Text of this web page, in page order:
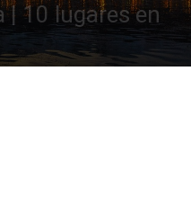
| 10 lugares en